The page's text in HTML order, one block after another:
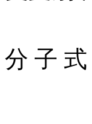
分 子 式